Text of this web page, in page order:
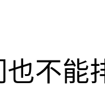
不能